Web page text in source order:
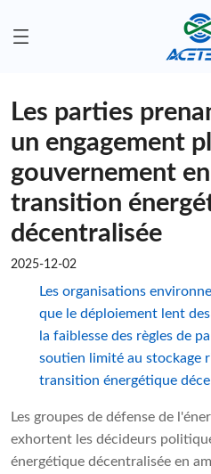
Les parties
un engagement
gouvernement
transition
décentralisée
2025-12-02
Les organisations
que le déploiement lent
la faiblesse des règles de
soutien limité au stockage
transition énergétique
Les groupes de défense de
exhortent les décideurs
énergétique décentralisée en